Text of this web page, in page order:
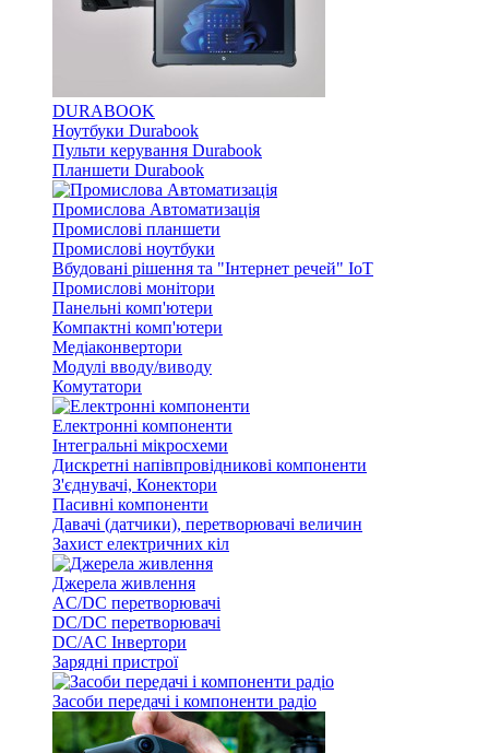
DURABOOK
Ноутбуки Durabook
Пульти керування Durabook
Планшети Durabook
Промислова Автоматизація
Промислові планшети
Промислові ноутбуки
Вбудовані рішення та "Інтернет речей" IoT
Промислові монітори
Панельні комп'ютери
Компактні комп'ютери
Медіаконвертори
Модулі вводу/виводу
Комутатори
Електронні компоненти
Інтегральні мікросхеми
Дискретні напівпровідникові компоненти
З'єднувачі, Конектори
Пасивні компоненти
Давачі (датчики), перетворювачі величин
Захист електричних кіл
Джерела живлення
AC/DC перетворювачі
DC/DC перетворювачі
DC/AC Інвертори
Зарядні пристрої
Засоби передачі і компоненти радіо